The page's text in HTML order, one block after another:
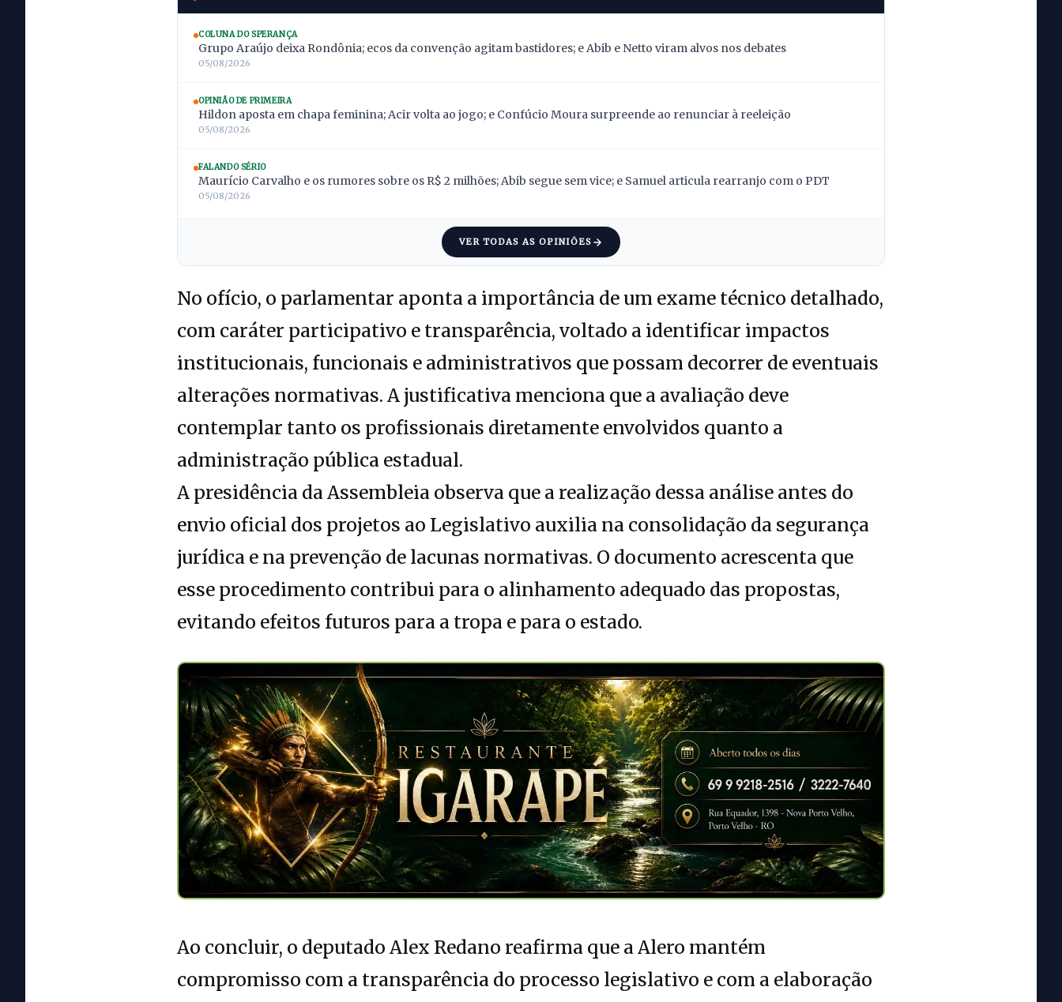
COLUNA DO SPERANÇA
Grupo Araújo deixa Rondônia; ecos da convenção agitam bastidores; e Abib e Netto viram alvos nos debates
05/08/2026
OPINIÃO DE PRIMEIRA
Hildon aposta em chapa feminina; Acir volta ao jogo; e Confúcio Moura surpreende ao renunciar à reeleição
05/08/2026
FALANDO SÉRIO
Maurício Carvalho e os rumores sobre os R$ 2 milhões; Abib segue sem vice; e Samuel articula rearranjo com o PDT
05/08/2026
VER TODAS AS OPINIÕES
No ofício, o parlamentar aponta a importância de um exame técnico detalhado,
com caráter participativo e transparência, voltado a identificar impactos
institucionais, funcionais e administrativos que possam decorrer de eventuais
alterações normativas. A justificativa menciona que a avaliação deve
contemplar tanto os profissionais diretamente envolvidos quanto a
administração pública estadual.
A presidência da Assembleia observa que a realização dessa análise antes do
envio oficial dos projetos ao Legislativo auxilia na consolidação da segurança
jurídica e na prevenção de lacunas normativas. O documento acrescenta que
esse procedimento contribui para o alinhamento adequado das propostas,
evitando efeitos futuros para a tropa e para o estado.
Ao concluir, o deputado Alex Redano reafirma que a Alero mantém
compromisso com a transparência do processo legislativo e com a elaboração